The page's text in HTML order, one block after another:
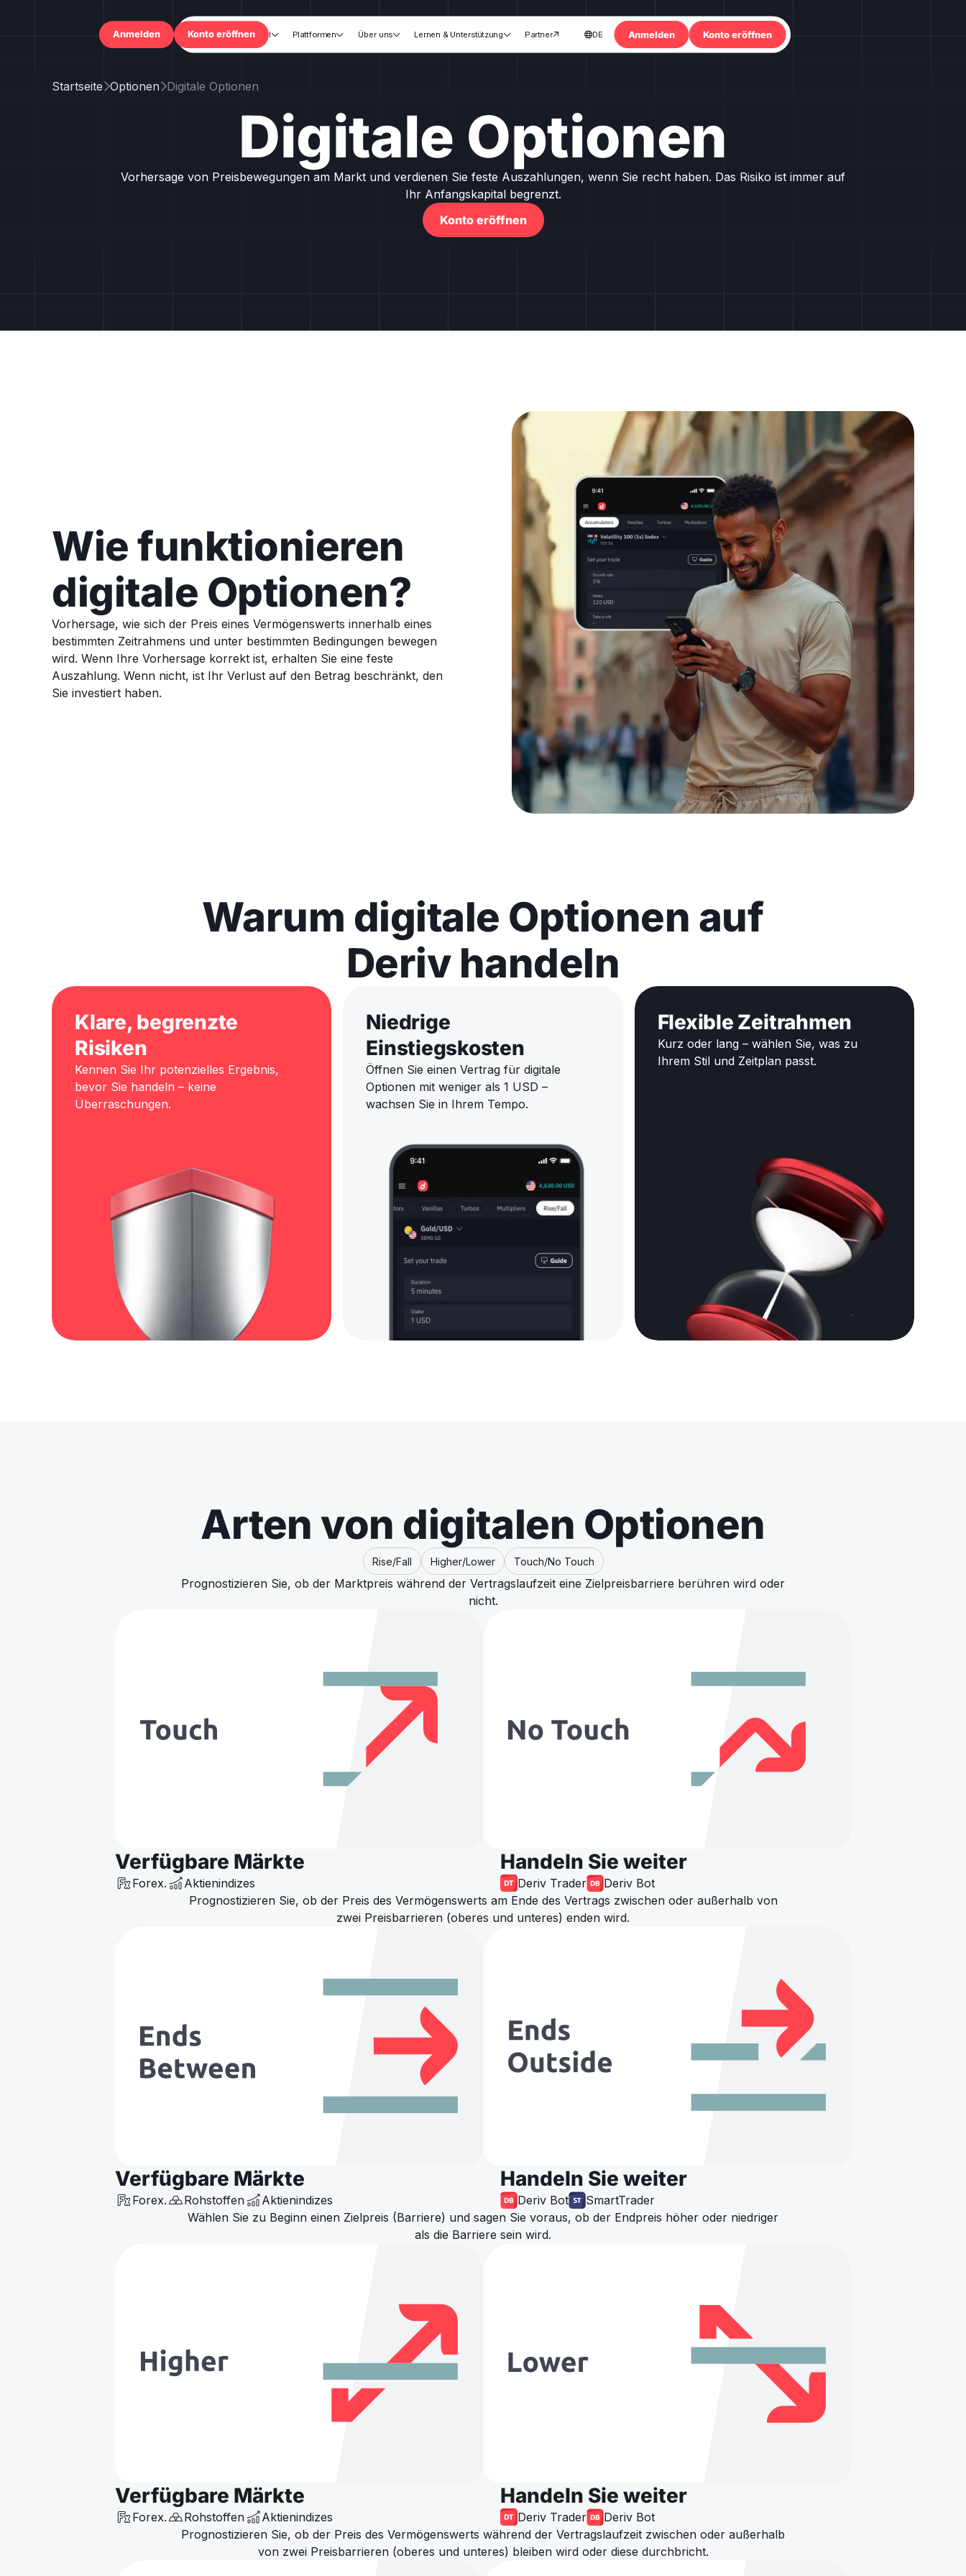
Handel Plattformen Über uns Lernen & Unterstützung Partner DE Anmelden Konto eröffnen
Anmelden Konto eröffnen
StartseiteOptionenDigitale Optionen
Digitale Optionen
Vorhersage von Preisbewegungen am Markt und verdienen Sie feste Auszahlungen, wenn Sie recht haben. Das Risiko ist immer auf
Ihr Anfangskapital begrenzt.
Konto eröffnen
Wie funktionieren
digitale Optionen?
Vorhersage, wie sich der Preis eines Vermögenswerts innerhalb eines
bestimmten Zeitrahmens und unter bestimmten Bedingungen bewegen
wird. Wenn Ihre Vorhersage korrekt ist, erhalten Sie eine feste
Auszahlung. Wenn nicht, ist Ihr Verlust auf den Betrag beschränkt, den
Sie investiert haben.
Warum digitale Optionen auf
Deriv handeln
Klare, begrenzte
Risiken
Kennen Sie Ihr potenzielles Ergebnis,
bevor Sie handeln – keine
Überraschungen.
Niedrige
Einstiegskosten
Öffnen Sie einen Vertrag für digitale
Optionen mit weniger als 1 USD –
wachsen Sie in Ihrem Tempo.
Flexible Zeitrahmen
Kurz oder lang – wählen Sie, was zu
Ihrem Stil und Zeitplan passt.
Arten von digitalen Optionen
Rise/Fall Higher/Lower Touch/No Touch
Prognostizieren Sie, ob der Marktpreis während der Vertragslaufzeit eine Zielpreisbarriere berühren wird oder
nicht.
Verfügbare Märkte
Forex. Aktienindizes
Handeln Sie weiter
Deriv Trader
Deriv Bot
Prognostizieren Sie, ob der Preis des Vermögenswerts am Ende des Vertrags zwischen oder außerhalb von
zwei Preisbarrieren (oberes und unteres) enden wird.
Verfügbare Märkte
Forex. Rohstoffen Aktienindizes
Handeln Sie weiter
Deriv Bot
SmartTrader
Wählen Sie zu Beginn einen Zielpreis (Barriere) und sagen Sie voraus, ob der Endpreis höher oder niedriger
als die Barriere sein wird.
Verfügbare Märkte
Forex. Rohstoffen Aktienindizes
Handeln Sie weiter
Deriv Trader
Deriv Bot
Prognostizieren Sie, ob der Preis des Vermögenswerts während der Vertragslaufzeit zwischen oder außerhalb
von zwei Preisbarrieren (oberes und unteres) bleiben wird oder diese durchbricht.